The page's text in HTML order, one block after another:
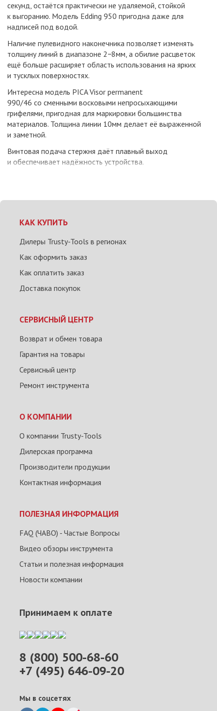
секунд, остаётся практически не удаляемой, стойкой
к выгоранию. Модель Edding 950 пригодна даже для
надписей под водой.
Наличие пулевидного наконечника позволяет изменять
толщину линий в диапазоне 2−8мм, а обилие расцветок
ещё больше расширяет область использования на ярких
и тусклых поверхностях.
Интересна модель PICA Visor permanent
990/46 со сменными восковыми непросыхающими
грифелями, пригодная для маркировки большинства
материалов. Толщина линии 10мм делает её выраженной
и заметной.
Винтовая подача стержня даёт плавный выход
и обеспечивает надёжность устройства.
КАК КУПИТЬ
Дилеры Trusty-Tools в регионах
Как оформить заказ
Как оплатить заказ
Доставка покупок
СЕРВИСНЫЙ ЦЕНТР
Возврат и обмен товара
Гарантия на товары
Сервисный центр
Ремонт инструмента
О КОМПАНИИ
О компании Trusty-Tools
Дилерская программа
Производители продукции
Контактная информация
ПОЛЕЗНАЯ ИНФОРМАЦИЯ
FAQ (ЧАВО) - Частые Вопросы
Видео обзоры инструмента
Статьи и полезная информация
Новости компании
8 (800) 500-68-60
+7 (495) 646-09-20
Мы в соцсетях
Принимаем к оплате